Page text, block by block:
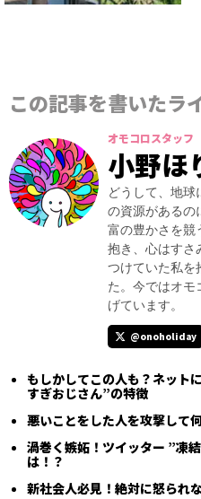
この記事を書いたラ
オモコロスタッフ
小野ほ
どうして、地
の資源があるの
富の豊かさを競
抱き、心はすさ
つけていた私を
た。今ではオモ
げています。
@onoholiday
もしかしてこの人も？ネット
すぎおじさん”の特徴
悪いことをした人を攻撃して
渦巻く嫉妬！ツイッター ”凍
は！？
新社会人必見！絶対に怒られ